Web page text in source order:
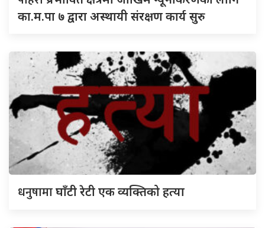
का.म.पा ७ द्वारा अस्थायी संरक्षण कार्य सुरु
धनुषामाघाँटी रेटी एक व्यक्तिको हत्या